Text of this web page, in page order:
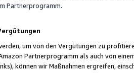
Partnerprogramm.
um von den Vergütungen zu
Partnerprogramm als auch von
können wir Maßnahmen ergreifen,